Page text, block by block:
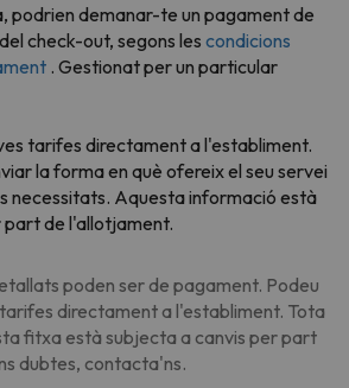
podrien demanar-te un pagament de
check-out, segons les condicions
. Gestionat per un particular
tarifes directament a l'establiment.
la forma en què ofereix el seu servei
necessitats. Aquesta informació està
de l'allotjament.
poden ser de pagament. Podeu
directament a l'establiment. Tota
fitxa està subjecta a canvis per part
dubtes, contacta'ns.